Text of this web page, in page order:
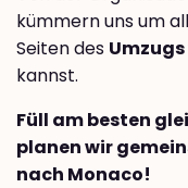
kümmern uns um
Seiten des
kannst.
Füll am besten
planen wir
nach Monaco!